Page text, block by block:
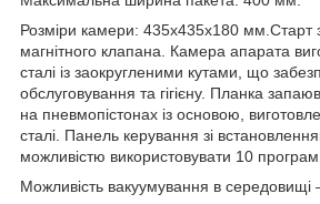
Розміри камери: 435x435x180 мм.Старт
магнітного клапана. Камера апарата
сталі із заокругленими кутами, що
обслуговування та гігієну. Планка
на пневмопістонах із основою,
сталі. Панель керування зі
можливістю використовувати 10 програм.
Можливість вакуумування в середовищі